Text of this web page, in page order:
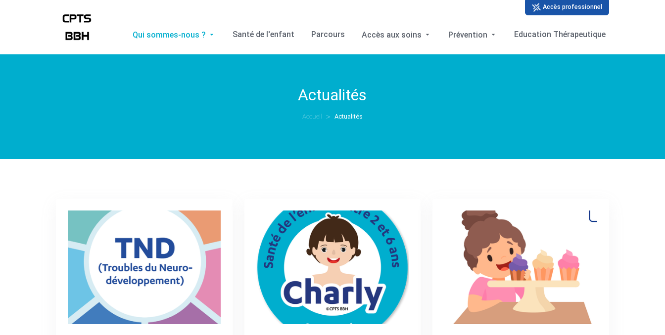
Accès professionnel
Qui sommes-nous ? Santé de l'enfant Parcours Accès aux soins Prévention Education Thérapeutique
Actualités
Accueil Actualités